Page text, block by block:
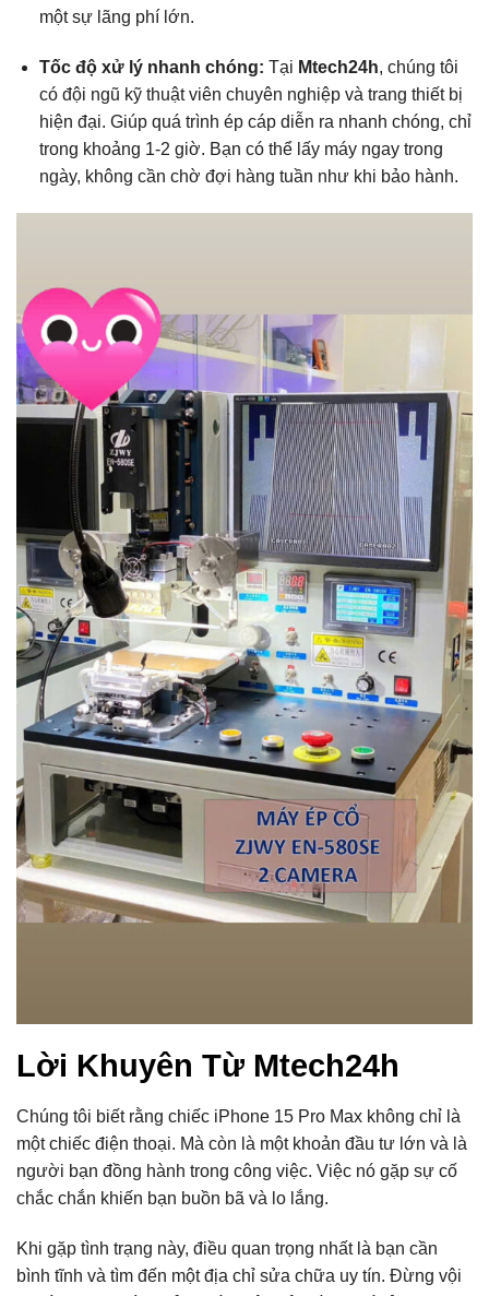
một sự lãng phí lớn.
Tốc độ xử lý nhanh chóng: Tại Mtech24h, chúng tôi
có đội ngũ kỹ thuật viên chuyên nghiệp và trang thiết bị
hiện đại. Giúp quá trình ép cáp diễn ra nhanh chóng, chỉ
trong khoảng 1-2 giờ. Bạn có thể lấy máy ngay trong
ngày, không cần chờ đợi hàng tuần như khi bảo hành.
Lời Khuyên Từ Mtech24h
Chúng tôi biết rằng chiếc iPhone 15 Pro Max không chỉ là
một chiếc điện thoại. Mà còn là một khoản đầu tư lớn và là
người bạn đồng hành trong công việc. Việc nó gặp sự cố
chắc chắn khiến bạn buồn bã và lo lắng.
Khi gặp tình trạng này, điều quan trọng nhất là bạn cần
bình tĩnh và tìm đến một địa chỉ sửa chữa uy tín. Đừng vội